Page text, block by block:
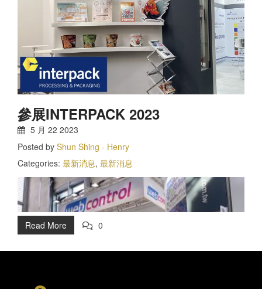
參展INTERPACK 2023
5 月 22 2023
Posted by Shun Shing - Henry
Categories: 最新消息, 最新消息
Read More 0